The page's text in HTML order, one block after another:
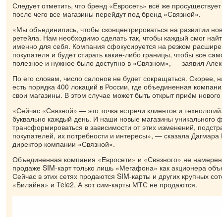
Следует отметить, что бренд «Евросеть» всё же
после чего все магазины перейдут под бренд «Связной».
«Мы объединились, чтобы сконцентрироваться на развитии
ретейла. Нам необходимо сделать так, чтобы каждый смог
именно для себя. Компания сфокусируется на резком
покупателя и будет стирать какие-либо границы, чтобы все
полезное и нужное было доступно в «Связном», — заявил
По его словам, число салонов не будет сокращаться. Скорее,
есть порядка 400 локаций в России, где объединенная
свои магазины. В этом случае может быть открыт приём
«Сейчас «Связной» — это точка встречи клиентов и
буквально каждый день. И наши новые магазины уникального
трансформироваться в зависимости от этих изменений,
покупателей, их потребности и интересы», — сказала
директор компании «Связной».
Объединенная компания «Евросети» и «Связного» не
продаже SIM-карт только лишь «Мегафона» как акционера
Сейчас в этих сетях продаются SIM-карты и других крупных
«Билайна» и Tele2. А вот сим-карты МТС не продаются.